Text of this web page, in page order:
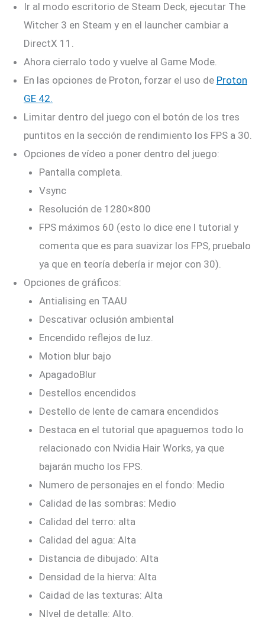
Ir al modo escritorio de Steam Deck, ejecutar The
Witcher 3 en Steam y en el launcher cambiar a
DirectX 11.
Ahora cierralo todo y vuelve al Game Mode.
En las opciones de Proton, forzar el uso de Proton
GE 42.
Limitar dentro del juego con el botón de los tres
puntitos en la sección de rendimiento los FPS a 30.
Opciones de vídeo a poner dentro del juego:
Pantalla completa.
Vsync
Resolución de 1280×800
FPS máximos 60 (esto lo dice ene l tutorial y
comenta que es para suavizar los FPS, pruebalo
ya que en teoría debería ir mejor con 30).
Opciones de gráficos:
Antialising en TAAU
Descativar oclusión ambiental
Encendido reflejos de luz.
Motion blur bajo
ApagadoBlur
Destellos encendidos
Destello de lente de camara encendidos
Destaca en el tutorial que apaguemos todo lo
relacionado con Nvidia Hair Works, ya que
bajarán mucho los FPS.
Numero de personajes en el fondo: Medio
Calidad de las sombras: Medio
Calidad del terro: alta
Calidad del agua: Alta
Distancia de dibujado: Alta
Densidad de la hierva: Alta
Caidad de las texturas: Alta
NIvel de detalle: Alto.